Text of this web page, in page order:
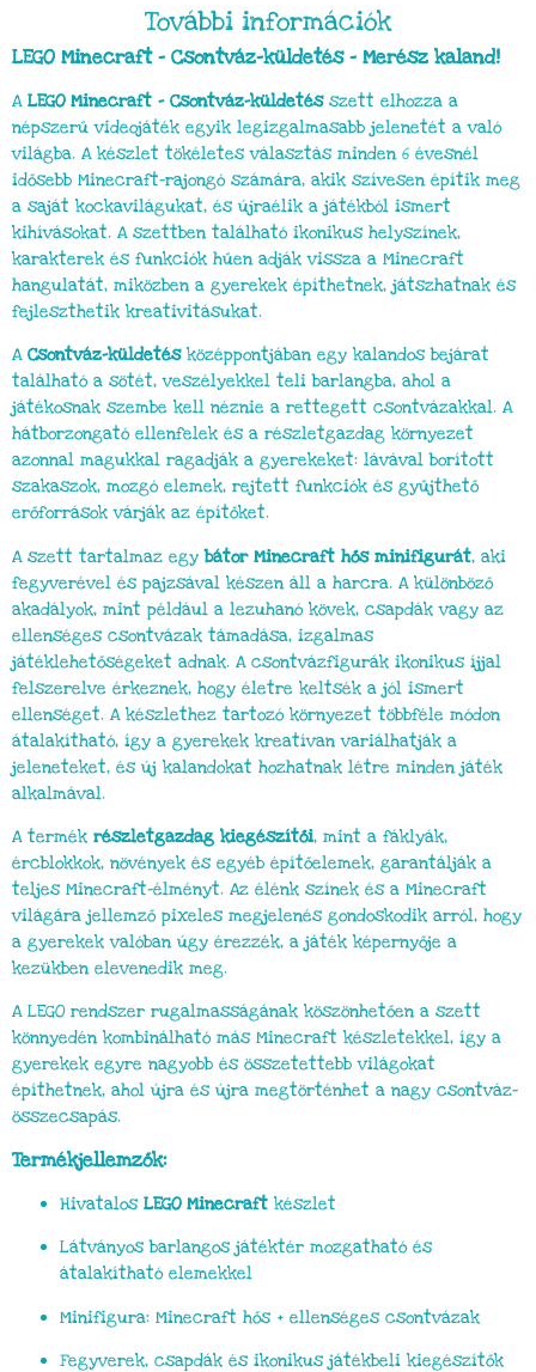
További információk
LEGO Minecraft – Csontváz-küldetés – Merész kaland!
A LEGO Minecraft – Csontváz-küldetésszett elhozza a
népszerű videojáték egyik legizgalmasabb jelenetét a való
világba. A készlet tökéletes választás minden 6 évesnél
idősebb Minecraft-rajongó számára, akik szívesen építik meg
a saját kockavilágukat, és újraélik a játékból ismert
kihívásokat. A szettben található ikonikus helyszínek,
karakterek és funkciók hűen adják vissza a Minecraft
hangulatát, miközben a gyerekek építhetnek, játszhatnak és
fejleszthetik kreativitásukat.
A Csontváz-küldetésközéppontjában egy kalandos bejárat
található a sötét, veszélyekkel teli barlangba, ahol a
játékosnak szembe kell néznie a rettegett csontvázakkal. A
hátborzongató ellenfelek és a részletgazdag környezet
azonnal magukkal ragadják a gyerekeket: lávával borított
szakaszok, mozgó elemek, rejtett funkciók és gyűjthető
erőforrások várják az építőket.
A szett tartalmaz egybátor Minecraft hős minifigurát, aki
fegyverével és pajzsával készen áll a harcra. A különböző
akadályok, mint például a lezuhanó kövek, csapdák vagy az
ellenséges csontvázak támadása, izgalmas
játéklehetőségeket adnak. A csontvázfigurák ikonikus íjjal
felszerelve érkeznek, hogy életre keltsék a jól ismert
ellenséget. A készlethez tartozó környezet többféle módon
átalakítható, így a gyerekek kreatívan variálhatják a
jeleneteket, és új kalandokat hozhatnak létre minden játék
alkalmával.
A termék részletgazdag kiegészítői, mint a fáklyák,
ércblokkok, növények és egyéb építőelemek, garantálják a
teljes Minecraft-élményt. Az élénk színek és a Minecraft
világára jellemző pixeles megjelenés gondoskodik arról, hogy
a gyerekek valóban úgy érezzék, a játék képernyője a
kezükben elevenedik meg.
A LEGO rendszer rugalmasságának köszönhetően a szett
könnyedén kombinálható más Minecraft készletekkel, így a
gyerekek egyre nagyobb és összetettebb világokat
építhetnek, ahol újra és újra megtörténhet a nagy csontváz-
összecsapás.
Termékjellemzők:
Hivatalos LEGO Minecraft készlet
Látványos barlangos játéktér mozgatható és
átalakítható elemekkel
Minifigura: Minecraft hős + ellenséges csontvázak
Fegyverek, csapdák és ikonikus játékbeli kiegészítők